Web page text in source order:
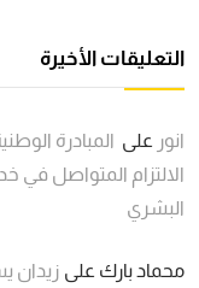
التعليقات الأخيرة
انور على المبادرة
الالتزام المتواصل في
البشري
محماد بارك على زيدان